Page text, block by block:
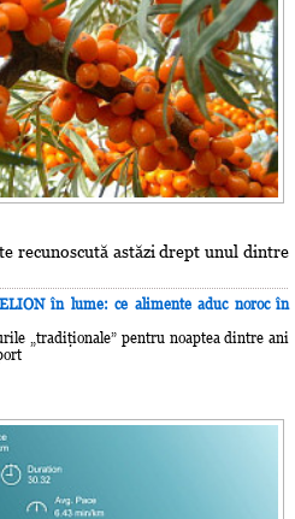
recunoscută astăzi drept unul dintre
în lume: ce alimente aduc noroc în
„tradiţionale” pentru noaptea dintre ani